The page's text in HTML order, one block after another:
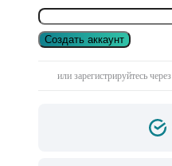
Создать аккаунт
или зарегистрируйтесь через